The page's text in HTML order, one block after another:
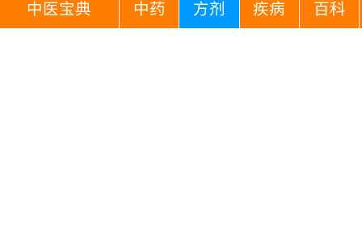
中医宝典 中药 方剂 疾病 百科